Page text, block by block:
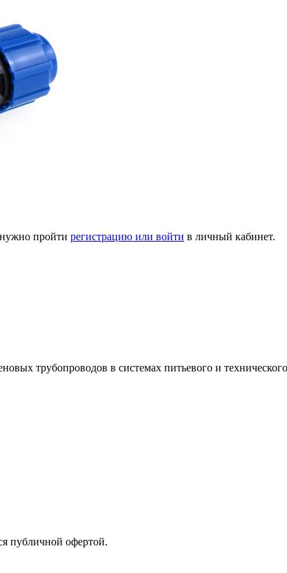
пройти регистрацию или войти в личный кабинет.
трубопроводов в системах питьевого и
публичной офертой.